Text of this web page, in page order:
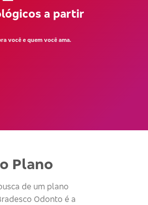
a partir
você e quem você ama.
Plano
de um plano
Odonto é a